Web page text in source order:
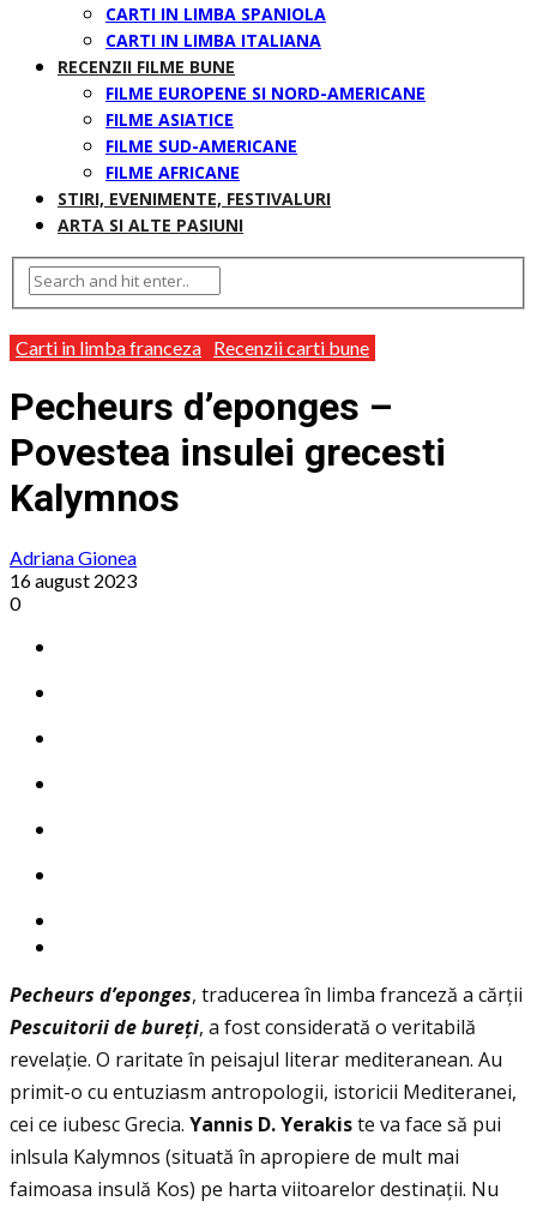
CARTI IN LIMBA SPANIOLA
CARTI IN LIMBA ITALIANA
RECENZII FILME BUNE
FILME EUROPENE SI NORD-AMERICANE
FILME ASIATICE
FILME SUD-AMERICANE
FILME AFRICANE
STIRI, EVENIMENTE, FESTIVALURI
ARTA SI ALTE PASIUNI
Carti in limba franceza Recenzii carti bune
Pecheurs d’eponges –
Povestea insulei grecesti
Kalymnos
Adriana Gionea
16 august 2023
0
Pecheurs d’eponges, traducerea în limba franceză a cărţii
Pescuitorii de bureţi, a fost considerată o veritabilă
revelaţie. O raritate în peisajul literar mediteranean. Au
primit-o cu entuziasm antropologii, istoricii Mediteranei,
cei ce iubesc Grecia. Yannis D. Yerakiste va face să pui
inlsula Kalymnos (situată în apropiere de mult mai
faimoasa insulă Kos) pe harta viitoarelor destinaţii. Nu